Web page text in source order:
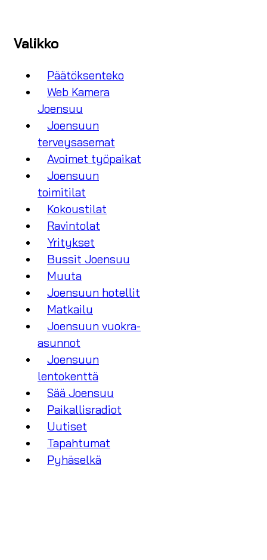
Valikko
Päätöksenteko
Web Kamera
Joensuu
Joensuun
terveysasemat
Avoimet työpaikat
Joensuun
toimitilat
Kokoustilat
Ravintolat
Yritykset
Bussit Joensuu
Muuta
Joensuun hotellit
Matkailu
Joensuun vuokra-
asunnot
Joensuun
lentokenttä
Sää Joensuu
Paikallisradiot
Uutiset
Tapahtumat
Pyhäselkä